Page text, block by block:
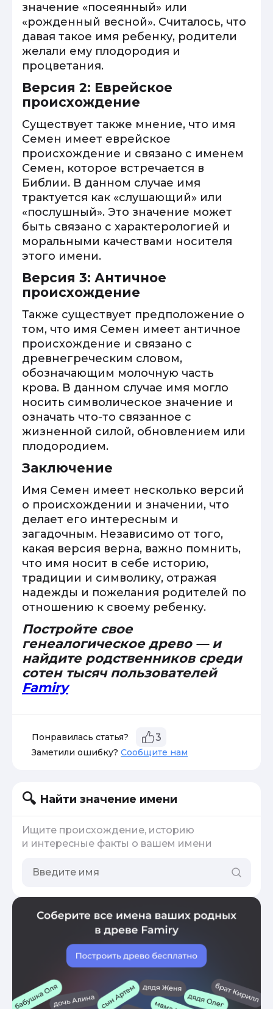
значение «посеянный» или
«рожденный весной». Считалось, что
давая такое имя ребенку, родители
желали ему плодородия и
процветания.
Версия 2: Еврейское
происхождение
Существует также мнение, что имя
Семен имеет еврейское
происхождение и связано с именем
Семен, которое встречается в
Библии. В данном случае имя
трактуется как «слушающий» или
«послушный». Это значение может
быть связано с характерологией и
моральными качествами носителя
этого имени.
Версия 3: Античное
происхождение
Также существует предположение о
том, что имя Семен имеет античное
происхождение и связано с
древнегреческим словом,
обозначающим молочную часть
крова. В данном случае имя могло
носить символическое значение и
означать что-то связанное с
жизненной силой, обновлением или
плодородием.
Заключение
Имя Семен имеет несколько версий
о происхождении и значении, что
делает его интересным и
загадочным. Независимо от того,
какая версия верна, важно помнить,
что имя носит в себе историю,
традиции и символику, отражая
надежды и пожелания родителей по
отношению к своему ребенку.
Постройте свое
генеалогическое древо — и
найдите родственников среди
сотен тысяч пользователей
Famiry
Понравилась статья? 3
Заметили ошибку? Сообщите нам
Найти значение имени
Ищите происхождение, историю
и интересные факты о вашем имени